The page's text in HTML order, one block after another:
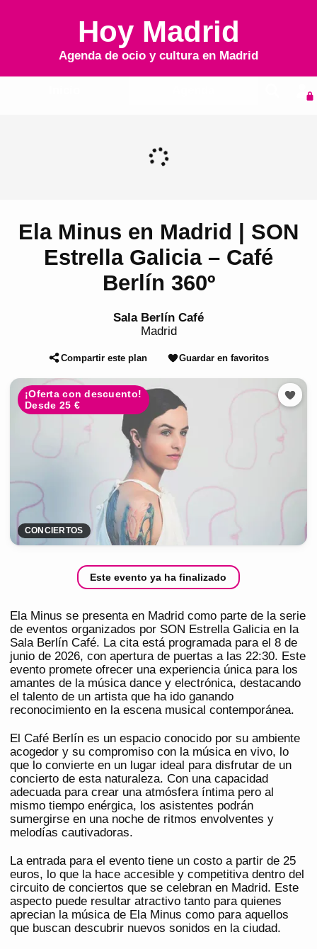
Hoy Madrid
Agenda de ocio y cultura en Madrid
Ela Minus en Madrid | SON
Estrella Galicia – Café
Berlín 360º
Sala Berlín Café
Madrid
Compartir este plan Guardar en favoritos
¡Oferta con descuento!
Desde 25 €
CONCIERTOS
Este evento ya ha finalizado
Ela Minus se presenta en Madrid como parte de la serie
de eventos organizados por SON Estrella Galicia en la
Sala Berlín Café. La cita está programada para el 8 de
junio de 2026, con apertura de puertas a las 22:30. Este
evento promete ofrecer una experiencia única para los
amantes de la música dance y electrónica, destacando
el talento de un artista que ha ido ganando
reconocimiento en la escena musical contemporánea.
El Café Berlín es un espacio conocido por su ambiente
acogedor y su compromiso con la música en vivo, lo
que lo convierte en un lugar ideal para disfrutar de un
concierto de esta naturaleza. Con una capacidad
adecuada para crear una atmósfera íntima pero al
mismo tiempo enérgica, los asistentes podrán
sumergirse en una noche de ritmos envolventes y
melodías cautivadoras.
La entrada para el evento tiene un costo a partir de 25
euros, lo que la hace accesible y competitiva dentro del
circuito de conciertos que se celebran en Madrid. Este
aspecto puede resultar atractivo tanto para quienes
aprecian la música de Ela Minus como para aquellos
que buscan descubrir nuevos sonidos en la ciudad.